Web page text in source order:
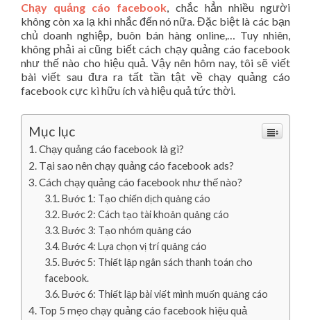
Chạy quảng cáo facebook, chắc hẳn nhiều người
không còn xa lạ khi nhắc đến nó nữa. Đặc biệt là các bạn
chủ doanh nghiệp, buôn bán hàng online,… Tuy nhiên,
không phải ai cũng biết cách chạy quảng cáo facebook
như thế nào cho hiệu quả. Vậy nên hôm nay, tôi sẽ viết
bài viết sau đưa ra tất tần tật về chạy quảng cáo
facebook cực kì hữu ích và hiệu quả tức thời.
Mục lục
Chạy quảng cáo facebook là gì?
Tại sao nên chạy quảng cáo facebook ads?
Cách chạy quảng cáo facebook như thế nào?
Bước 1: Tạo chiến dịch quảng cáo
Bước 2: Cách tạo tài khoản quảng cáo
Bước 3: Tạo nhóm quảng cáo
Bước 4: Lựa chọn vị trí quảng cáo
Bước 5: Thiết lập ngân sách thanh toán cho
facebook.
Bước 6: Thiết lập bài viết mình muốn quảng cáo
Top 5 mẹo chạy quảng cáo facebook hiệu quả